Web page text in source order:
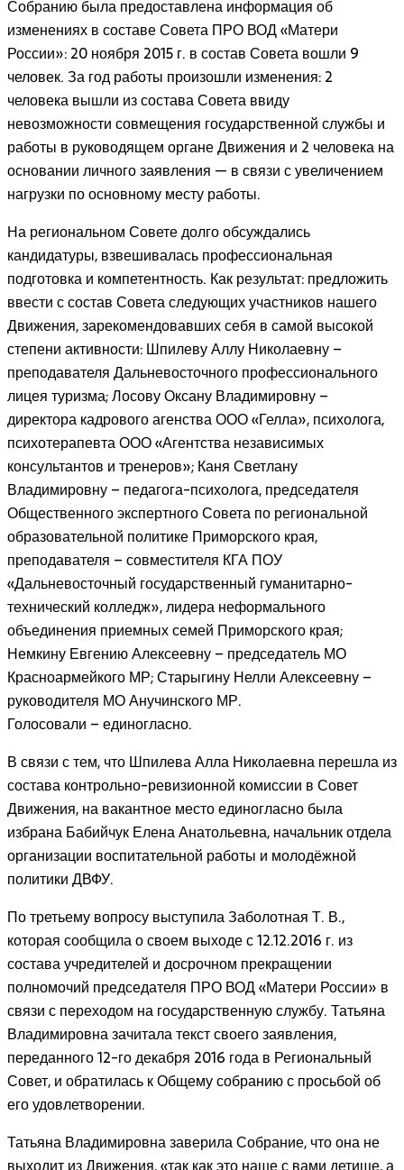
Собранию была предоставлена информация об
изменениях в составе Совета ПРО ВОД «Матери
России»: 20 ноября 2015 г. в состав Совета вошли 9
человек. За год работы произошли изменения: 2
человека вышли из состава Совета ввиду
невозможности совмещения государственной службы и
работы в руководящем органе Движения и 2 человека на
основании личного заявления — в связи с увеличением
нагрузки по основному месту работы.
На региональном Совете долго обсуждались
кандидатуры, взвешивалась профессиональная
подготовка и компетентность. Как результат: предложить
ввести с состав Совета следующих участников нашего
Движения, зарекомендовавших себя в самой высокой
степени активности: Шпилеву Аллу Николаевну –
преподавателя Дальневосточного профессионального
лицея туризма; Лосову Оксану Владимировну –
директора кадрового агенства ООО «Гелла», психолога,
психотерапевта ООО «Агентства независимых
консультантов и тренеров»; Каня Светлану
Владимировну – педагога-психолога, председателя
Общественного экспертного Совета по региональной
образовательной политике Приморского края,
преподавателя – совместителя КГА ПОУ
«Дальневосточный государственный гуманитарно-
технический колледж», лидера неформального
объединения приемных семей Приморского края;
Немкину Евгению Алексеевну – председатель МО
Красноармейкого МР; Старыгину Нелли Алексеевну –
руководителя МО Анучинского МР.
Голосовали – единогласно.
В связи с тем, что Шпилева Алла Николаевна перешла из
состава контрольно-ревизионной комиссии в Совет
Движения, на вакантное место единогласно была
избрана Бабийчук Елена Анатольевна, начальник отдела
организации воспитательной работы и молодёжной
политики ДВФУ.
По третьему вопросу выступила Заболотная Т. В.,
которая сообщила о своем выходе с 12.12.2016 г. из
состава учредителей и досрочном прекращении
полномочий председателя ПРО ВОД «Матери России» в
связи с переходом на государственную службу. Татьяна
Владимировна зачитала текст своего заявления,
переданного 12-го декабря 2016 года в Региональный
Совет, и обратилась к Общему собранию с просьбой об
его удовлетворении.
Татьяна Владимировна заверила Собрание, что она не